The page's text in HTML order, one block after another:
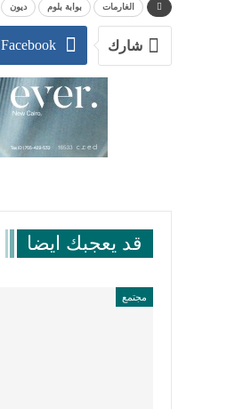
الغارمات بوابة بلوم ديون
شارك Facebook
قد يعجبك ايضا
مجتمع